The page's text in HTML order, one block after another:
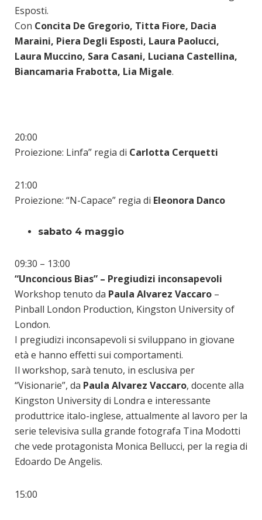
Esposti.
Con Concita De Gregorio, Titta Fiore, Dacia
Maraini, Piera Degli Esposti, Laura Paolucci,
Laura Muccino, Sara Casani, Luciana Castellina,
Biancamaria Frabotta, Lia Migale.
20:00
Proiezione: Linfa” regia di Carlotta Cerquetti
21:00
Proiezione: “N-Capace” regia di Eleonora Danco
sabato 4 maggio
09:30 – 13:00
“Unconcious Bias” – Pregiudizi inconsapevoli
Workshop tenuto da Paula Alvarez Vaccaro –
Pinball London Production, Kingston University of
London.
I pregiudizi inconsapevoli si sviluppano in giovane
età e hanno effetti sui comportamenti.
Il workshop, sarà tenuto, in esclusiva per
“Visionarie”, da Paula Alvarez Vaccaro, docente alla
Kingston University di Londra e interessante
produttrice italo-inglese, attualmente al lavoro per la
serie televisiva sulla grande fotografa Tina Modotti
che vede protagonista Monica Bellucci, per la regia di
Edoardo De Angelis.
15:00